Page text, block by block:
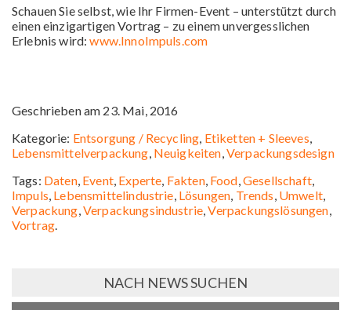
Schauen Sie selbst, wie Ihr Firmen-Event – unterstützt durch
einen einzigartigen Vortrag – zu einem unvergesslichen
Erlebnis wird:www.InnoImpuls.com
Geschrieben am 23. Mai, 2016
Kategorie: Entsorgung / Recycling, Etiketten + Sleeves,
Lebensmittelverpackung, Neuigkeiten,Verpackungsdesign
Tags: Daten, Event, Experte, Fakten, Food,Gesellschaft,
Impuls, Lebensmittelindustrie, Lösungen, Trends, Umwelt,
Verpackung,Verpackungsindustrie,Verpackungslösungen,
Vortrag.
NACH NEWS SUCHEN